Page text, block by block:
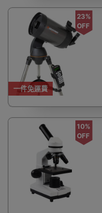
一件免運費
23%
OFF
10%
OFF